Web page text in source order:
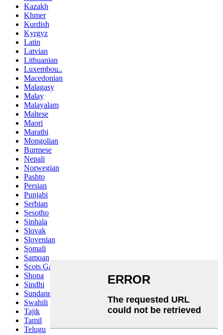
Kazakh
Khmer
Kurdish
Kyrgyz
Latin
Latvian
Lithuanian
Luxembou..
Macedonian
Malagasy
Malay
Malayalam
Maltese
Maori
Marathi
Mongolian
Burmese
Nepali
Norwegian
Pashto
Persian
Punjabi
Serbian
Sesotho
Sinhala
Slovak
Slovenian
Somali
Samoan
Scots Gaelic
Shona
Sindhi
Sundanese
Swahili
Tajik
Tamil
Telugu